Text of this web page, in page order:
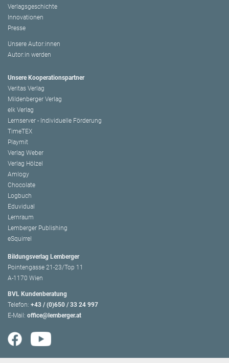
Verlagsgeschichte
Innovationen
Presse
Unsere Autor:innen
Autor:in werden
Unsere Kooperationspartner
Veritas Verlag
Mildenberger Verlag
elk Verlag
Lernserver - Individuelle Förderung
TimeTEX
Playmit
Verlag Weber
Verlag Hölzel
Amlogy
Chocolate
Logbuch
Eduvidual
Lernraum
Lemberger Publishing
eSquirrel
Bildungsverlag Lemberger
Pointengasse 21-23/Top 11
A-1170 Wien
BVL Kundenberatung
Telefon: +43 / (0)650 / 33 24 997
E-Mail: office@lemberger.at